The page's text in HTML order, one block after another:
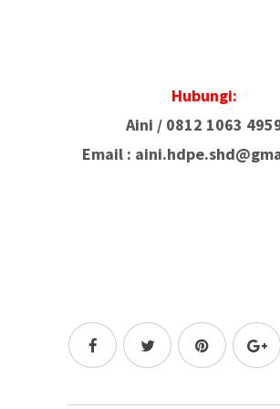
Hubungi:
Aini / 0812 1063
Email :